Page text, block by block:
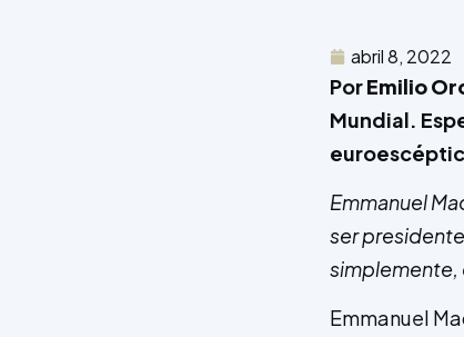
abril 8, 2022
PorEmilio
Mundial.
Emmanuel
ser
simplemente,
Emmanuel